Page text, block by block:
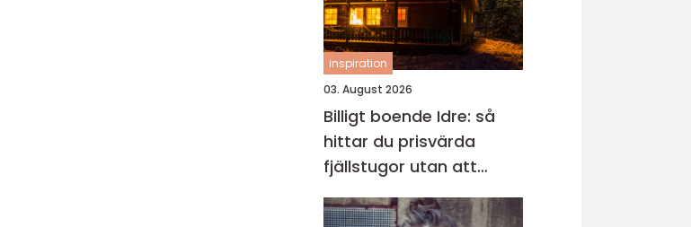
inspiration
03. August 2026
Billigt boende Idre: så
hittar du prisvärda
fjällstugor utan att
kompromissa på
upplevelsen